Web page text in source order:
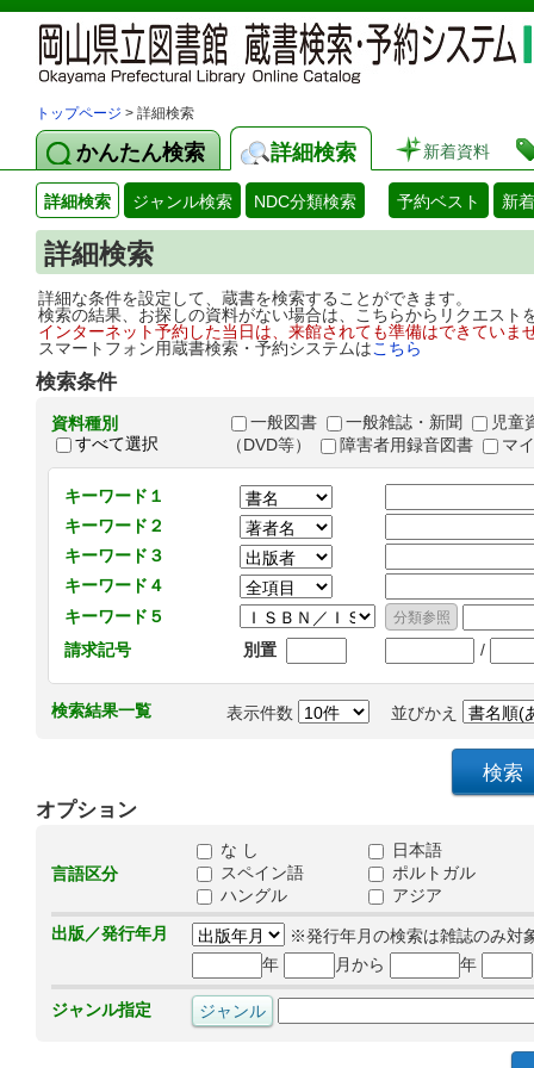
トップページ > 詳細検索
かんたん検索 詳細検索 新着資料
詳細検索 ジャンル検索 NDC分類検索 予約ベスト 新
詳細検索
詳細な条件を設定して、蔵書を検索することができます。
検索の結果、お探しの資料がない場合は、こちらからリクエス
インターネット予約した当日は、来館されても準備はできてい
スマートフォン用蔵書検索・予約システムはこちら
検索条件
資料種別
すべて選択
一般図書 一般雑誌・新聞
児童
（DVD等）
障害者用録音図書 マ
キーワード１
キーワード２
キーワード３
キーワード４
キーワード５
請求記号
別置 /
検索結果一覧 表示件数 並びかえ
オプション
言語区分
な し
日本語
スペイン語
ポルトガル
ハングル
アジア
出版／発行年月
※発行年月の検索は雑誌のみ対
年
月から 年
ジャンル指定